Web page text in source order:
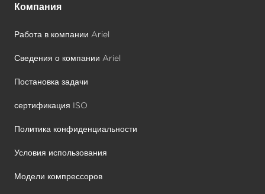
Компания
Работа в компании Ariel
Сведения о компании Ariel
Постановка задачи
сертификация ISO
Политика конфиденциальности
Условия использования
Модели компрессоров